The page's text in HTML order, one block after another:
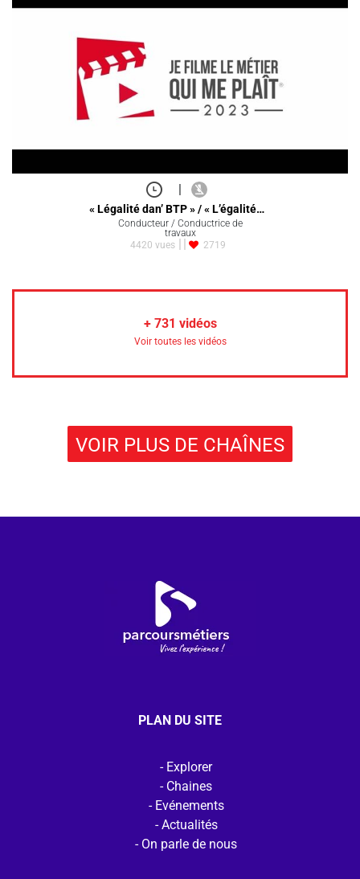
|
« Légalité dan’ BTP » / « L’égalité…
Conducteur / Conductrice de
travaux
4420 vues
2719
+ 731 vidéos
Voir toutes les vidéos
VOIR PLUS DE CHAÎNES
PLAN DU SITE
Explorer
Chaines
Evénements
Actualités
On parle de nous